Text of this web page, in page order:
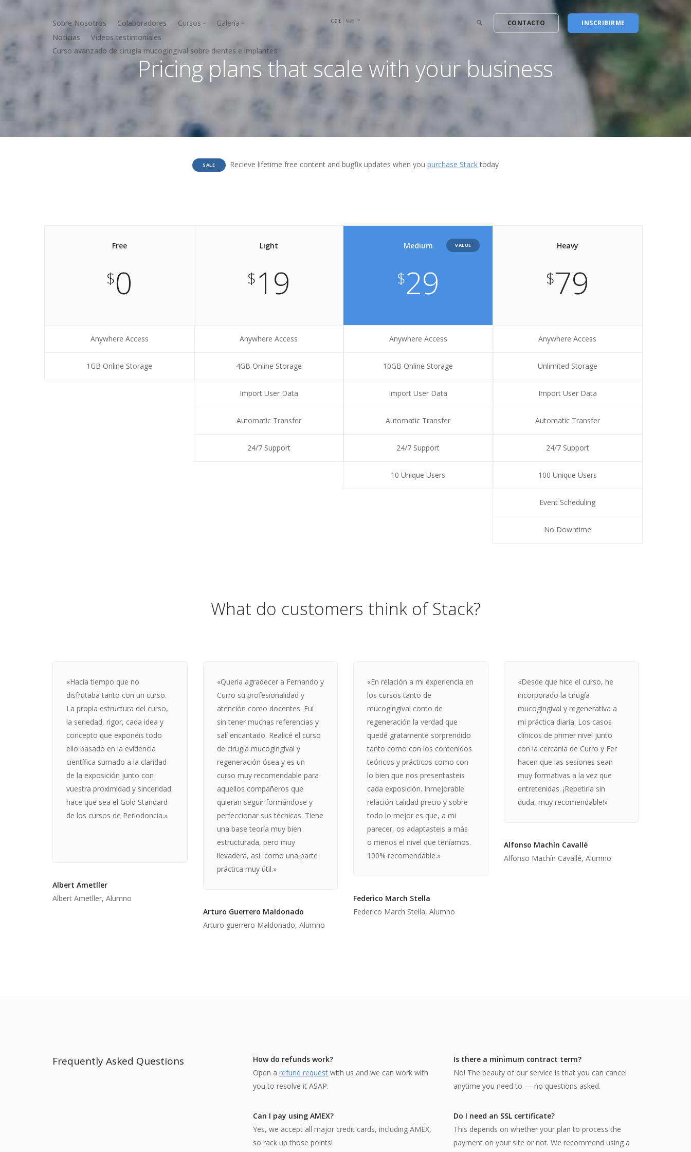
Sobre Nosotros Colaboradores Cursos
Cirugía mucogingival
Cirugía ósea regenerativa
Galería
Curso Mayo 2021
Curso Junio 2021
Curso 2023
Noticias
Videos testimoniales
Curso avanzado de cirugía mucogingival sobre dientes e implantes
CONTACTO INSCRIBIRME
Pricing plans that scale with your business
SALE Recieve lifetime free content and bugfix updates when youpurchase Stacktoday
Free
$0
Anywhere Access
1GB Online Storage
Light
$19
Anywhere Access
4GB Online Storage
Import User Data
Automatic Transfer
24/7 Support
VALUE
Medium
$29
Anywhere Access
10GB Online Storage
Import User Data
Automatic Transfer
24/7 Support
10 Unique Users
Heavy
$79
Anywhere Access
Unlimited Storage
Import User Data
Automatic Transfer
24/7 Support
100 Unique Users
Event Scheduling
No Downtime
What do customers think of Stack?
«Hacía tiempo que no
disfrutaba tanto con un curso.
La propia estructura del curso,
la seriedad, rigor, cada idea y
concepto que exponéis todo
ello basado en la evidencia
científica sumado a la claridad
de la exposición junto con
vuestra proximidad y sinceridad
hace que sea el Gold Standard
de los cursos de Periodoncia.»
Albert Ametller
Albert Ametller, Alumno
«Quería agradecer a Fernando y
Curro su profesionalidad y
atención como docentes. Fui
sin tener muchas referencias y
salí encantado. Realicé el curso
de cirugía mucogingival y
regeneración ósea y es un
curso muy recomendable para
aquellos compañeros que
quieran seguir formándose y
perfeccionar sus técnicas. Tiene
una base teoría muy bien
estructurada, pero muy
llevadera, así como una parte
práctica muy útil.»
Arturo Guerrero Maldonado
Arturo guerrero Maldonado, Alumno
«En relación a mi experiencia en
los cursos tanto de
mucogingival como de
regeneración la verdad que
quedé gratamente sorprendido
tanto como con los contenidos
teóricos y prácticos como con
lo bien que nos presentasteis
cada exposición. Inmejorable
relación calidad precio y sobre
todo lo mejor es que, a mi
parecer, os adaptasteis a más
o menos el nivel que teníamos.
100% recomendable.»
Federico March Stella
Federico March Stella, Alumno
«Desde que hice el curso, he
incorporado la cirugía
mucogingival y regenerativa a
mi práctica diaria. Los casos
clínicos de primer nivel junto
con la cercanía de Curro y Fer
hacen que las sesiones sean
muy formativas a la vez que
entretenidas. ¡Repetiría sin
duda, muy recomendable!»
Alfonso Machín Cavallé
Alfonso Machín Cavallé, Alumno
Frequently Asked Questions
How do refunds work?
Open a refund request with us and we can work with
you to resolve it ASAP.
Can I pay using AMEX?
Yes, we accept all major credit cards, including AMEX,
so rack up those points!
Is there a minimum contract term?
No! The beauty of our service is that you can cancel
anytime you need to — no questions asked.
Do I need an SSL certificate?
This depends on whether your plan to process the
payment on your site or not. We recommend using a